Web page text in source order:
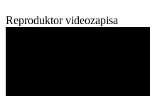
Reproduktor videozapisa